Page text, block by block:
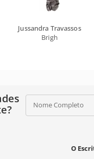
Jussandra Travassos
Brigh
Nome Completo
O